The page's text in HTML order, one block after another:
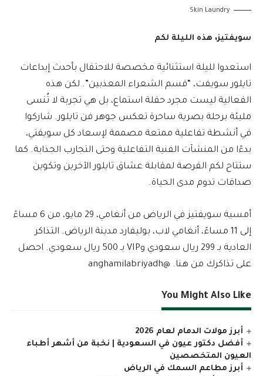
Skin Laundry
سويفتيز، هذه الليلة لكم
استعدوا لليلة استثنائية مخصصة للاحتفال بأحدث إبداعات
تايلور سويفت، “قسم الشعراء المعذبين”. لكن هذه
الفعالية ليست مجرد حفلة استماع، بل هي تجربة لا تُنسى
مليئة برحلة بصرية ساحرة تعكس جوهر فن تايلور. شاركوا
في أنشطة تفاعلية ممتعة مصممة لإسعاد كل سويفتي،
بدءًا من المنشآت الفنية التفاعلية وحتى التجارب الجذابة. كما
ستتاح لكم الفرصة لمقابلة عشاق تايلور الآخرين وتكوين
صداقات تدوم مدى الحياة.
أمسية سويفتيز في الرياض من أنغامي، 29 مايو، من 6 مساءً
إلى 11 مساءً، أنغامي لاب، بوليفارد مدينة الرياض. التذاكر
العادية بـ 299 ريال سعودي وVIP بـ 500 ريال سعودي. احصل
على تذاكرك من هنا. @anghamilabriyadh
You Might Also Like
أبرز مولات الدمام لعام 2026
أفضل دكتور عيون في السعودية | نخبة من أشهر أطباء
العيون المتخصصين
أبرز مطاعم السمك في الرياض